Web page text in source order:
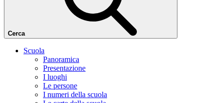
Cerca
Scuola
Panoramica
Presentazione
I luoghi
Le persone
I numeri della scuola